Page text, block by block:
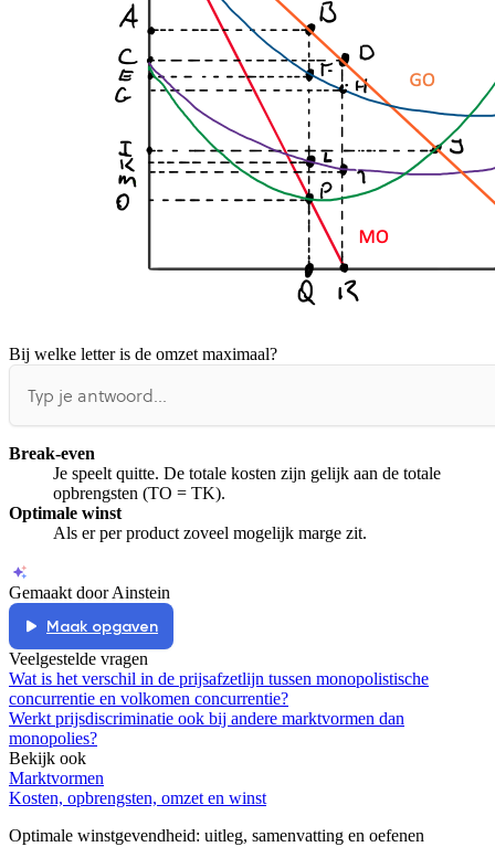
Bij welke letter is de omzet maximaal?
Break-even
Je speelt quitte. De totale kosten zijn gelijk aan de totale
opbrengsten (TO = TK).
Optimale winst
Als er per product zoveel mogelijk marge zit.
Gemaakt door Ainstein
Maak opgaven
Veelgestelde vragen
Wat is het verschil in de prijsafzetlijn tussen monopolistische
concurrentie en volkomen concurrentie?
Werkt prijsdiscriminatie ook bij andere marktvormen dan
monopolies?
Bekijk ook
Marktvormen
Kosten, opbrengsten, omzet en winst
Optimale winstgevendheid: uitleg, samenvatting en oefenen